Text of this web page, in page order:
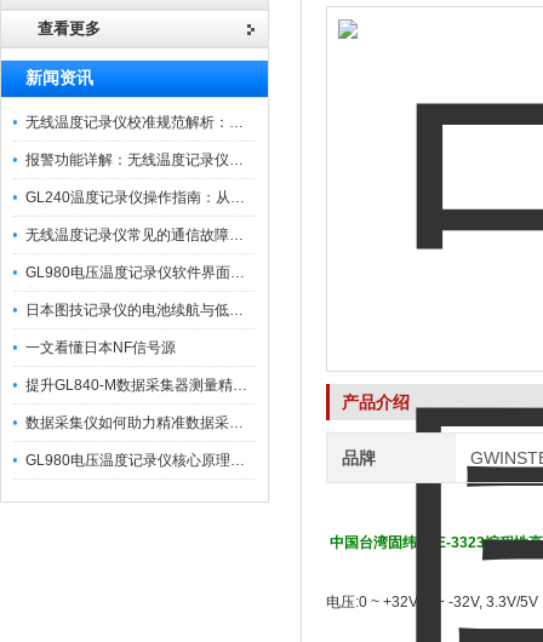
查看更多
新闻资讯
无线温度记录仪校准规范解析：从多点比对到不确定度评定的实操流程
报警功能详解：无线温度记录仪的阈值设定与通知机制
GL240温度记录仪操作指南：从开箱、接线到数据导出的标准化流程
无线温度记录仪常见的通信故障诊断与排除指南
GL980电压温度记录仪软件界面功能与使用技巧
日本图技记录仪的电池续航与低功耗模式适用场景分析
一文看懂日本NF信号源
提升GL840-M数据采集器测量精度的操作秘籍
数据采集仪如何助力精准数据采集与分析？​
GL980电压温度记录仪核心原理及行业应用
产品介绍
品牌
中国台湾固纬PPE-3323编程性
电压:0 ~ +32V, 0 ~ -32V, 3.3V/5V